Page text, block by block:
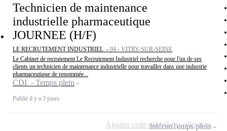
Technicien de maintenance
industrielle pharmaceutique
JOURNEE (H/F)
LE RECRUTEMENT INDUSTRIEL - 94 - VITRY-SUR-SEINE
Le Cabinet de recrutement Le Recrutement Industriel recherche pour l'un de ses
clients un technicien de maintenance industrielle pour travailler dans une industrie
pharmaceutique de renommée...
CDI - Temps plein
Publié il y a 3 jours
IntérimTemps plein
Ajouter cette offre à ma sélection